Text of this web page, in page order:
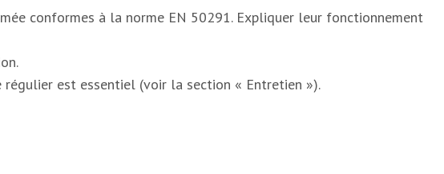
conformes à la norme EN 50291. Expliquer leur fonctionnement
régulier est essentiel (voir la section « Entretien »).